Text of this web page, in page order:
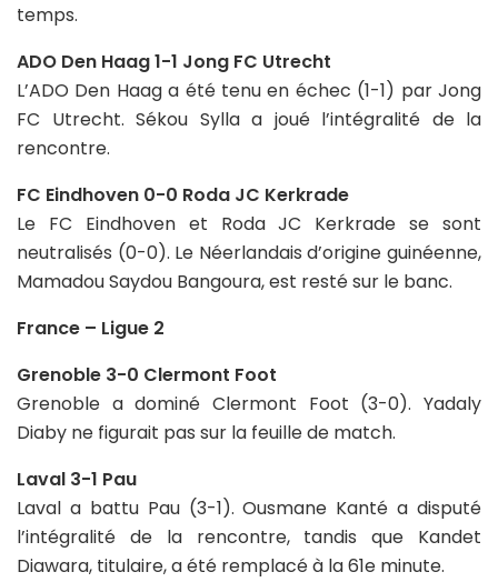
temps.
ADO Den Haag 1-1 Jong FC Utrecht
L’ADO Den Haag a été tenu en échec (1-1) par Jong
FC Utrecht. Sékou Sylla a joué l’intégralité de la
rencontre.
FC Eindhoven 0-0 Roda JC Kerkrade
Le FC Eindhoven et Roda JC Kerkrade se sont
neutralisés (0-0). Le Néerlandais d’origine guinéenne,
Mamadou Saydou Bangoura, est resté sur le banc.
France – Ligue 2
Grenoble 3-0 Clermont Foot
Grenoble a dominé Clermont Foot (3-0). Yadaly
Diaby ne figurait pas sur la feuille de match.
Laval 3-1 Pau
Laval a battu Pau (3-1). Ousmane Kanté a disputé
l’intégralité de la rencontre, tandis que Kandet
Diawara, titulaire, a été remplacé à la 61e minute.